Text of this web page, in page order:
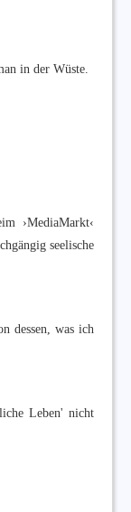
in der Wüste.
›MediaMarkt‹
seelische
dessen, was ich
Leben' nicht